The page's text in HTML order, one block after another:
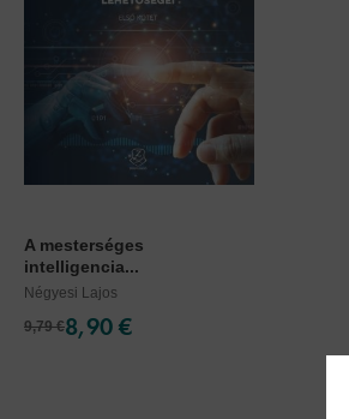
A mesterséges
intelligencia...
Négyesi Lajos
9,79 €8,90 €